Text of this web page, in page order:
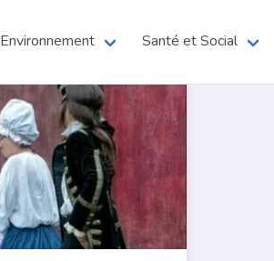
Environnement Santé et Social